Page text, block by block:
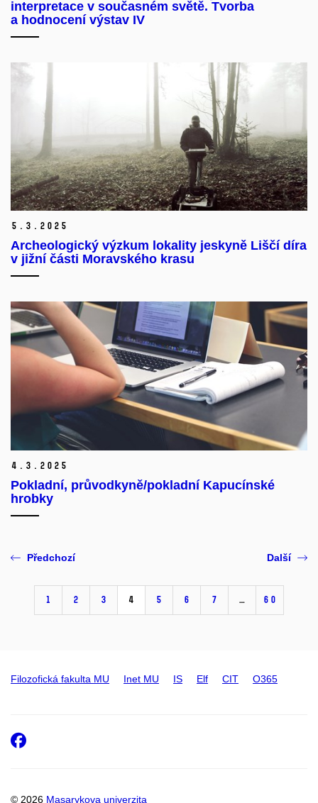
interpretace v současném světě. Tvorba
a hodnocení výstav IV
5. 3. 2025
Archeologický výzkum lokality jeskyně Liščí díra
v jižní části Moravského krasu
4. 3. 2025
Pokladní, průvodkyně/pokladní Kapucínské
hrobky
Předchozí
1 2 3 4 5 6 7 … 60
Další
Filozofická fakulta MU Inet MU IS Elf CIT O365
© 2026 Masarykova univerzita
Facebook